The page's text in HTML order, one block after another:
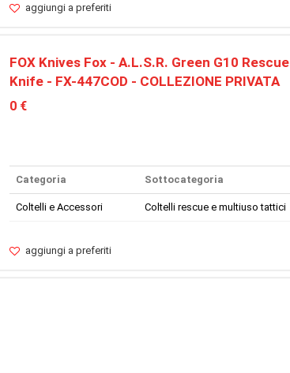
aggiungi a preferiti
FOX Knives Fox - A.L.S.R. Green G10 Rescue
Knife - FX-447COD - COLLEZIONE PRIVATA
0 €
Categoria Sottocategoria
Coltelli e Accessori Coltelli rescue e multiuso tattici
aggiungi a preferiti